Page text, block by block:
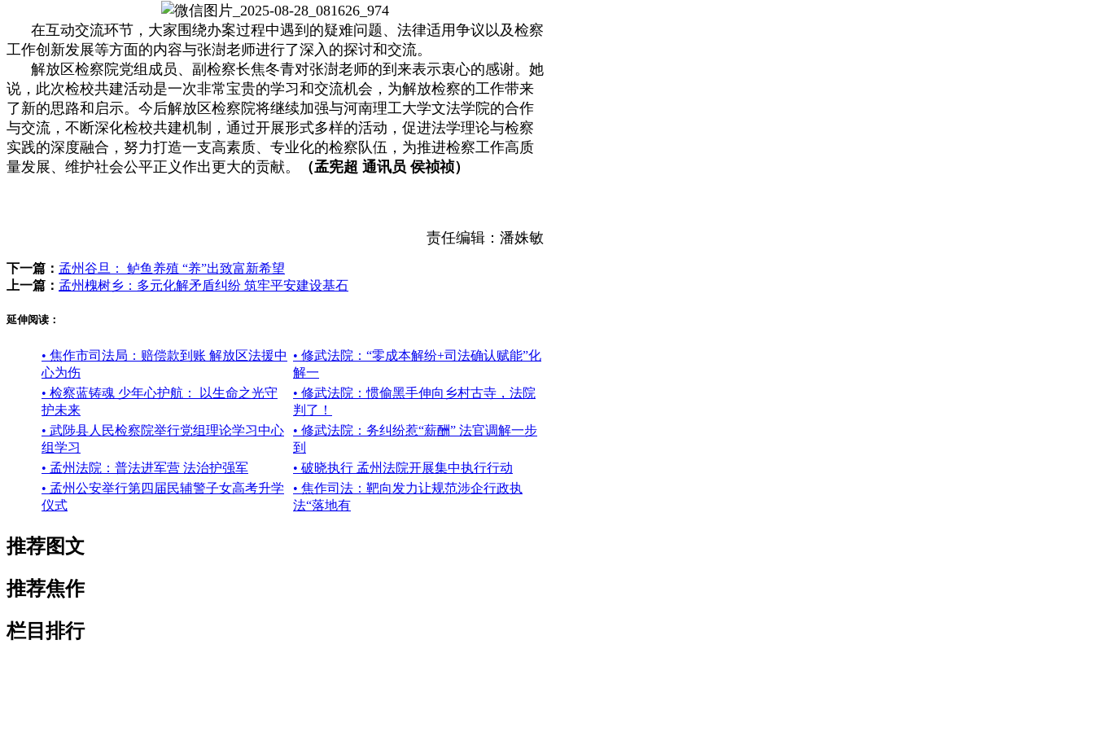
在互动交流环节，大家围绕办案过程中遇到的疑难问题、法律适用争议以及检察
工作创新发展等方面的内容与张澍老师进行了深入的探讨和交流。
解放区检察院党组成员、副检察长焦冬青对张澍老师的到来表示衷心的感谢。她
说，此次检校共建活动是一次非常宝贵的学习和交流机会，为解放检察的工作带来
了新的思路和启示。今后解放区检察院将继续加强与河南理工大学文法学院的合作
与交流，不断深化检校共建机制，通过开展形式多样的活动，促进法学理论与检察
实践的深度融合，努力打造一支高素质、专业化的检察队伍，为推进检察工作高质
量发展、维护社会公平正义作出更大的贡献。
（孟宪超 通讯员 侯祯祯）
责任编辑：潘姝敏
下一篇： 孟州谷旦： 鲈鱼养殖 “养”出致富新希望
上一篇： 孟州槐树乡：多元化解矛盾纠纷 筑牢平安建设基石
延伸阅读：
• 焦作市司法局：赔偿款到账 解放区法援中
心为伤
• 修武法院：“零成本解纷+司法确认赋能”化
解一
• 检察蓝铸魂 少年心护航： 以生命之光守
护未来
• 修武法院：惯偷黑手伸向乡村古寺，法院
判了！
• 武陟县人民检察院举行党组理论学习中心
组学习
• 修武法院：务纠纷惹“薪酬” 法官调解一步
到
• 孟州法院：普法进军营 法治护强军
• 破晓执行 孟州法院开展集中执行行动
• 孟州公安举行第四届民辅警子女高考升学
仪式
• 焦作司法：靶向发力让规范涉企行政执
法“落地有
推荐图文
推荐焦作
栏目排行